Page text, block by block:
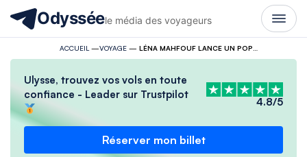
Odysséele média des voyageurs
ACCUEIL —VOYAGE—
Ulysse, trouvez vos vols en toute
confiance - Leader sur Trustpilot
4.8/5
Réserver mon billet